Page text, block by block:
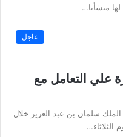
منشأتا…
عاجل
علي التعامل مع
سلمان بن عبد العزيز خلال